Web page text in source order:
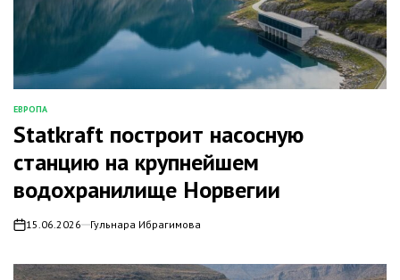
ОПУБЛИКОВАНО
В
ЕВРОПА
Statkraft построит насосную
станцию на крупнейшем
водохранилище Норвегии
on15.06.2026 Гульнара Ибрагимова